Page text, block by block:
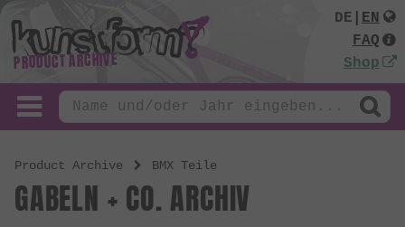
PRODUCT ARCHIVE
DE
EN
FAQ
Shop
Product Archive BMX Teile
GABELN + CO. ARCHIV